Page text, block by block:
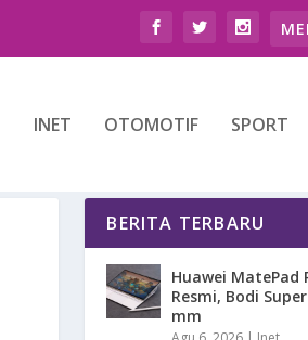
INET OTOMOTIF SPORT
BERITA TERBARU
Huawei MatePad
Resmi, Bodi
mm